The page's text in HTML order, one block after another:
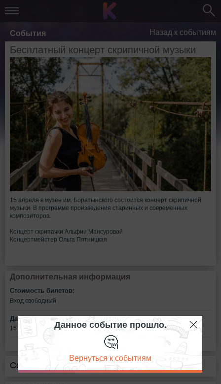
События Назад к событиям
Бесплатный концерт скрипичной музыки
15 апреля в музее им. Боратынского состоится концерт скрипичной
музыки. В программе произведения старинных и современных
композиторов.
Концерт скрипачки Альфии Мансуровой
Концертмейстер Ольга Пятницкая
Дополнительная информация
Стоимость билетов:
Вход свободный
Дата:
15 апреля в 16:00
Сообщить об ошибке
Данное событие прошло.
🤔
Вернуться к событиям